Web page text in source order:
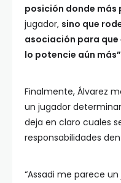
posición donde más
jugador, sino que
asociación para
lo potencie aún
Finalmente, Álvarez
un jugador
deja en claro cuales
responsabilidades
“Assadi me parece